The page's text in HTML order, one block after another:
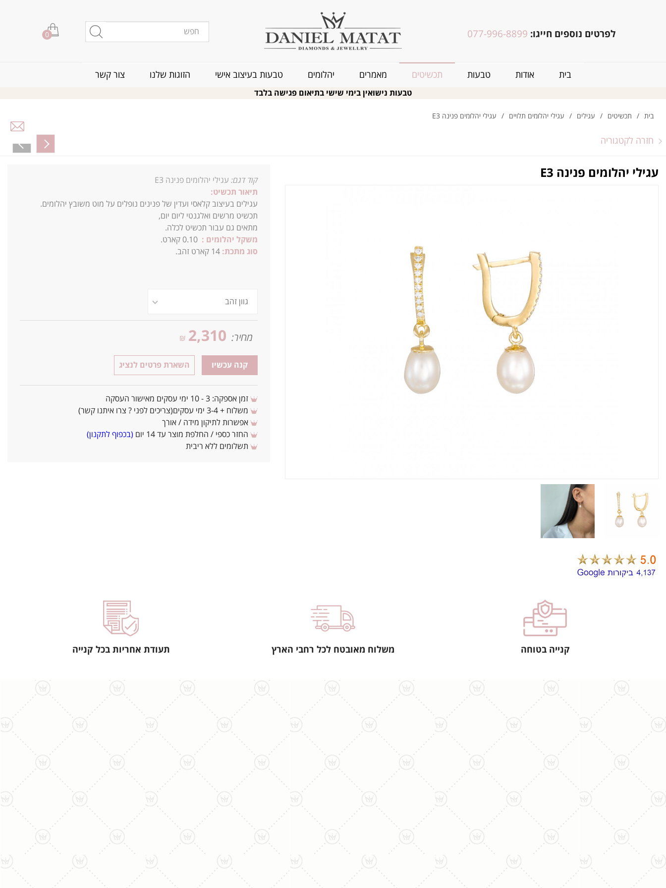
לפרטים נוספים חייגו: 077-996-8899
0
בית אודות טבעות תכשיטים מאמרים יהלומים טבעות בעיצוב אישי הזוגות שלנו צור קשר
טבעות נישואין בימי שישי בתיאום פגישה בלבד
בית / תכשיטים / עגילים / עגילי יהלומים תלויים / עגילי יהלומים פנינה E3
חזרה לקטגוריה
עגילי יהלומים פנינה E3 קוד דגם: עגילי יהלומים פנינה E3
תיאור תכשיט:
עגילים בעיצוב קלאסי ועדין של פנינים נופלים על מוט משובץ יהלומים.
תכשיט מרשים ואלגנטי ליום יום,
מתאים גם עבור תכשיט לכלה.
משקל יהלומים :
סוג מתכת: 14 קארט זהב.
מחיר: 2,310
₪
קנה עכשיו השארת פרטים לנציג
זמן אספקה: 3 - 10 ימי עסקים מאישור העסקה
משלוח + 3-4 ימי עסקים(צריכים לפני ? צרו איתנו קשר)
אפשרות לתיקון מידה / אורך
החזר כספי / החלפת מוצר עד 14 יום
(בכפוף לתקנון)
תשלומים ללא ריבית
קנייה בטוחה משלוח מאובטח לכל רחבי הארץ תעודת אחריות בכל קנייה